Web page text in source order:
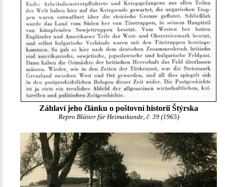
Záhlaví jeho článku o poštovní historii Štýrska
Repro Blätter für Heimatkunde, č. 39 (1965)